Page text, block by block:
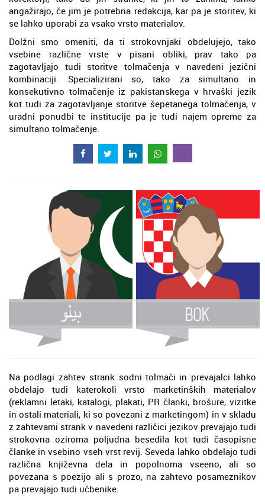
angažirajo, če jim je potrebna redakcija, kar pa je storitev, ki
se lahko uporabi za vsako vrsto materialov.
Dolžni smo omeniti, da ti strokovnjaki obdelujejo, tako
vsebine različne vrste v pisani obliki, prav tako pa
zagotavljajo tudi storitve tolmačenja v navedeni jezični
kombinaciji. Specializirani so, tako za simultano in
konsekutivno tolmačenje iz pakistanskega v hrvaški jezik
kot tudi za zagotavljanje storitve šepetanega tolmačenja, v
uradni ponudbi te institucije pa je tudi najem opreme za
simultano tolmačenje.
Na podlagi zahtev strank sodni tolmači in prevajalci lahko
obdelajo tudi katerokoli vrsto marketinških materialov
(reklamni letaki, katalogi, plakati, PR članki, brošure, vizitke
in ostali materiali, ki so povezani z marketingom) in v skladu
z zahtevami strank v navedeni različici jezikov prevajajo tudi
strokovna oziroma poljudna besedila kot tudi časopisne
članke in vsebino vseh vrst revij. Seveda lahko obdelajo tudi
različna književna dela in popolnoma vseeno, ali so
povezana s poezijo ali s prozo, na zahtevo posameznikov
pa prevajajo tudi učbenike.